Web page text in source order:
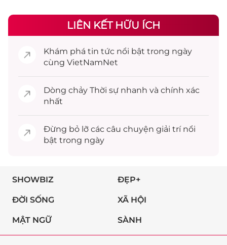
LIÊN KẾT HỮU ÍCH
Khám phá tin tức nổi bật trong ngày
cùng VietNamNet
Dòng chảy Thời sự nhanh và chính xác
nhất
Đừng bỏ lỡ các câu chuyện giải trínổi
bật trong ngày
SHOWBIZ ĐẸP+
ĐỜI SỐNG XÃ HỘI
MẬT NGỮ SÀNH